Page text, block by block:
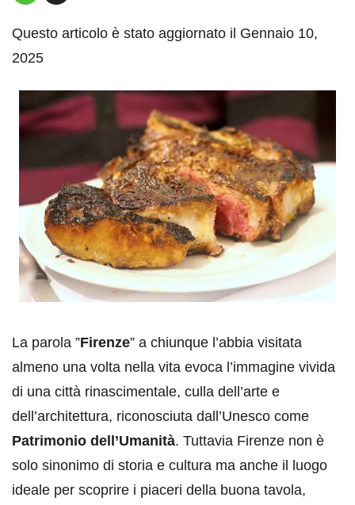
Questo articolo è stato aggiornato il Gennaio 10,
2025
La parola ”Firenze” a chiunque l’abbia visitata
almeno una volta nella vita evoca l’immagine vivida
di una città rinascimentale, culla dell’arte e
dell’architettura, riconosciuta dall’Unesco come
Patrimonio dell’Umanità. Tuttavia Firenze non è
solo sinonimo di storia e cultura ma anche il luogo
ideale per scoprire i piaceri della buona tavola,